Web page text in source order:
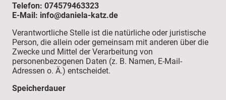
Telefon: 074579463323
E-Mail: info@daniela-katz.de
Verantwortliche Stelle ist die natürliche oder juristische
Person, die allein oder gemeinsam mit anderen über die
Zwecke und Mittel der Verarbeitung von
personenbezogenen Daten (z. B. Namen, E-Mail-
Adressen o. Ä.) entscheidet.
Speicherdauer